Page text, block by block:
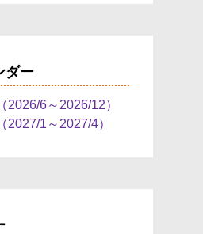
ダー
2026/6～2026/12）
2027/1～2027/4）